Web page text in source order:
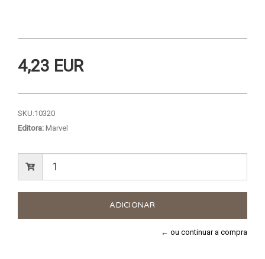
4,23 EUR
SKU:10320
Editora: Marvel
← ou continuar a compra